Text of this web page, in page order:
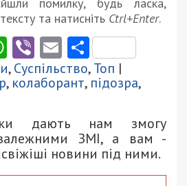
помилку, будь ласка,
та натисніть Ctrl+Enter.
WhatsApp
ViberEmail
,Суспільство,Топ |
, колаборант, підозра,
дають нам змогу
ЗМІ, а вам -
новини під ними.